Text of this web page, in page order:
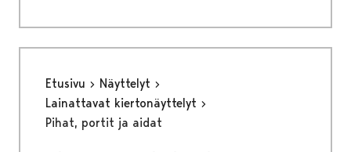
Etusivu
Näyttelyt
Lainattavat kiertonäyttelyt
Pihat, portit ja aidat